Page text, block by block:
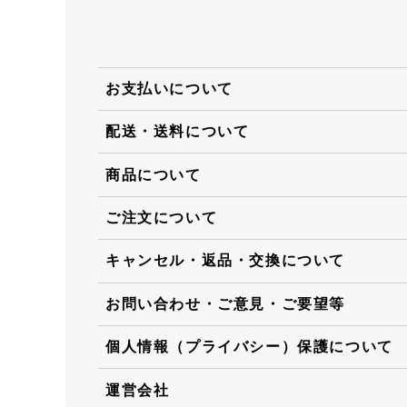
お支払いについて
配送・送料について
商品について
ご注文について
キャンセル・返品・交換について
お問い合わせ・ご意見・ご要望等
個人情報（プライバシー）保護について
運営会社